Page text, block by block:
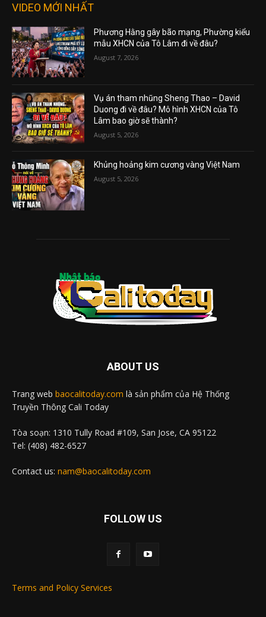
VIDEO MỚI NHẤT
Phương Hằng gây bão mạng, Phường kiểu
mẫu XHCN của Tô Lâm đi về đâu?
August 7, 2026
Vụ án tham nhũng Sheng Thao – David
Duong đi về đâu? Mô hình XHCN của Tô
Lâm bao giờ sẽ thành?
August 5, 2026
Khủng hoảng kim cương vàng Việt Nam
August 5, 2026
ABOUT US
Trang web baocalitoday.com là sản phẩm của Hệ Thống
Truyền Thông Cali Today
Tòa soạn: 1310 Tully Road #109, San Jose, CA 95122
Tel: (408) 482-6527
Contact us: nam@baocalitoday.com
FOLLOW US
Terms and Policy Services